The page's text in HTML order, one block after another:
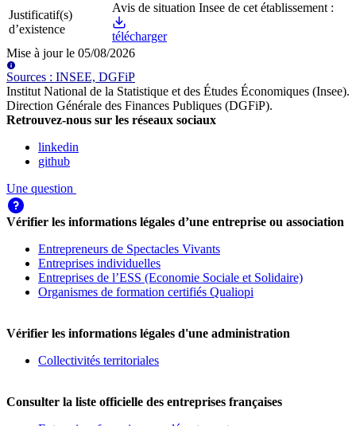
Justificatif(s)
d’existence
Avis de situation Insee de cet établissement :
télécharger
Mise à jour le 05/08/2026
Sources : INSEE, DGFiP
Institut National de la Statistique et des Études Économiques (Insee).
Direction Générale des Finances Publiques (DGFiP).
Retrouvez-nous sur les réseaux sociaux
linkedin
github
Une question
Vérifier les informations légales d’une entreprise ou association
Entrepreneurs de Spectacles Vivants
Entreprises individuelles
Entreprises de l’ESS (Economie Sociale et Solidaire)
Organismes de formation certifiés Qualiopi
Vérifier les informations légales d'une administration
Collectivités territoriales
Consulter la liste officielle des entreprises françaises